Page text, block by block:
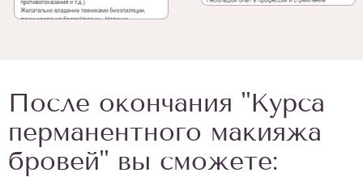
После окончания "Курса
перманентного макияжа
бровей" вы сможете: